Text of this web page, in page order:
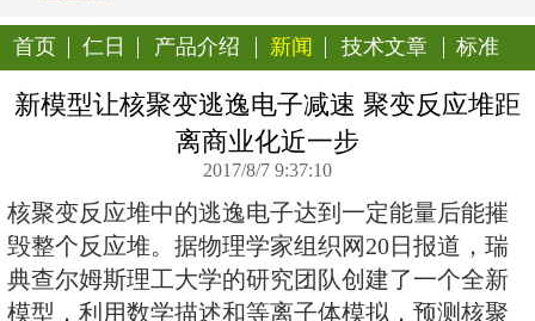
仁日 产品介绍
新模型让核聚变逃逸电子减速
离商业化近一步
2017/8/7 9:37:10